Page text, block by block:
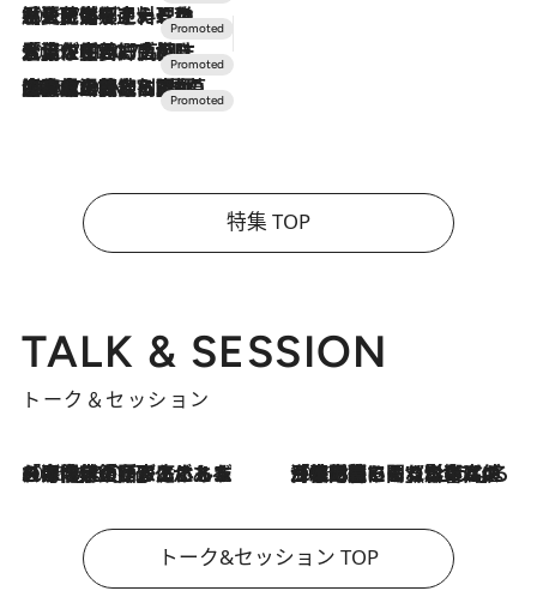
2026.7.24
【夏限定ディナーコース】旬を迎える稚鮎や花ズッキーニなどをイタリア・トスカーナの郷土料理の手法で満喫！
2026.7.17
「土佐和ハーブかき氷」がOMO7高知に登場！生姜、山椒、大葉など目にも舌にも涼を呼ぶ郷土の味
2026.7.10
NEW OPEN！【界 草津】名湯の地に誕生。趣の異なる2種の温泉と上州ならではの会席・蕎麦割烹など美食を味わう究極の癒やし旅
特集 TOP
TALK & SESSION
トーク＆セッション
2026.8.3
「今後値上げがあるとすれば…」「リスクがあるのは今年の冬」エネルギー専門家が語る、ホルムズ海峡封鎖が家庭にもたらす“ある心配” 2026.8.3
「住宅建てられない…」「サーチャージ料の高値が続いている」ホルムズ海峡封鎖による影響はいつまで続く？《エネルギー専門家に聞く“どうなる日本の暮らし”》
トーク&セッション TOP